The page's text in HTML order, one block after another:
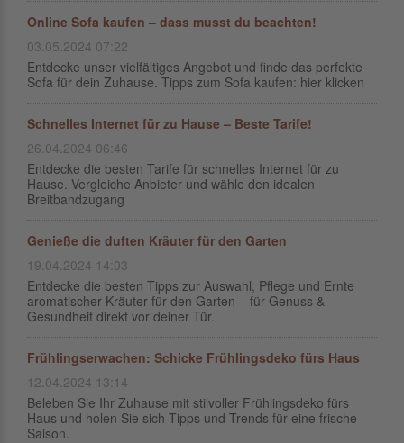
Online Sofa kaufen – dass musst du beachten!
03.05.2024 07:22
Entdecke unser vielfältiges Angebot und finde das perfekte
Sofa für dein Zuhause. Tipps zum Sofa kaufen: hier klicken
Schnelles Internet für zu Hause – Beste Tarife!
26.04.2024 06:46
Entdecke die besten Tarife für schnelles Internet für zu
Hause. Vergleiche Anbieter und wähle den idealen
Breitbandzugang
Genieße die duften Kräuter für den Garten
19.04.2024 14:03
Entdecke die besten Tipps zur Auswahl, Pflege und Ernte
aromatischer Kräuter für den Garten – für Genuss &
Gesundheit direkt vor deiner Tür.
Frühlingserwachen: Schicke Frühlingsdeko fürs Haus
12.04.2024 13:14
Beleben Sie Ihr Zuhause mit stilvoller Frühlingsdeko fürs
Haus und holen Sie sich Tipps und Trends für eine frische
Saison.